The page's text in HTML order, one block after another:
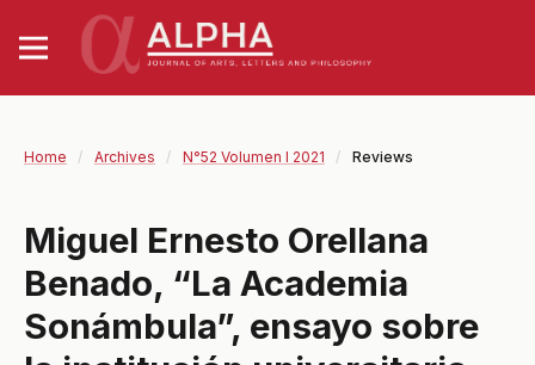
Home / Archives / N°52 Volumen I 2021 / Reviews
Miguel Ernesto Orellana
Benado, “La Academia
Sonámbula”, ensayo sobre